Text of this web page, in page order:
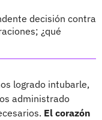
decisión contra
¿qué
logrado intubarle,
administrado
El corazón